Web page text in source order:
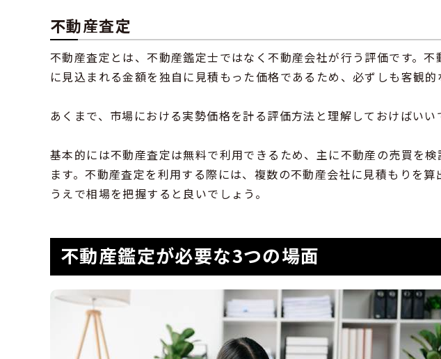
不動産査定
不動産査定とは、不動産鑑定士ではなく不動産会社が行う評価です。
に見込まれる金額を独自に見積もった価格であるため、必ずしも客観的
あくまで、市場における実勢価格を計る評価方法と理解しておけばいい
基本的には不動産査定は無料で利用できるため、主に不動産の売買を
ます。不動産査定を利用する際には、複数の不動産会社に見積もりを
うえで相場を把握すると良いでしょう。
不動産鑑定が必要な3つの場面